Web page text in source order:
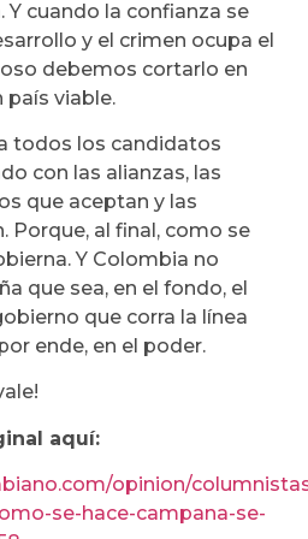
Y cuando la confianza se
y el crimen ocupa el
debemos cortarlo en
país viable.
todos los candidatos
con las alianzas, las
que aceptan y las
Porque, al final, como se
Y Colombia no
que sea, en el fondo, el
que corra la línea
ende, en el poder.
aquí:
opinion/
se-hace-campana-se-